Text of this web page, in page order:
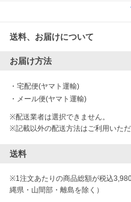
送料、お届けについて
お届け方法
・ 宅配便(ヤマト運輸)
・ メール便(ヤマト運輸)
※配送業者は選択できません。
※記載以外の配送方法はご利用いただ
送料
※1注文あたりの商品総額が税込
縄県・山間部・離島を除く）